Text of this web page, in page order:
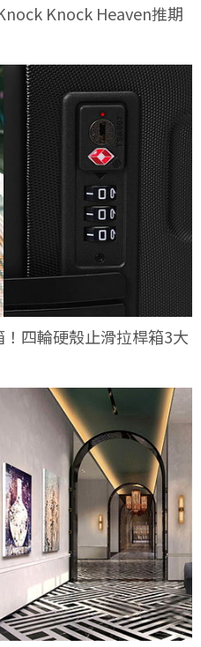
Knock Heaven推期
四輪硬殼止滑拉桿箱3大